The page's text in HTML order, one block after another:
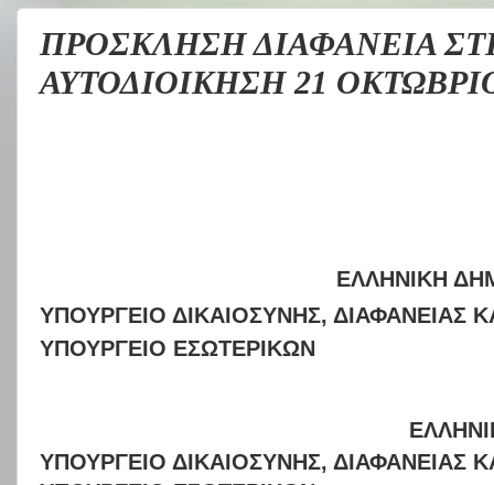
ΠΡΟΣΚΛΗΣΗ ΔΙΑΦΑΝΕΙΑ
ΑΥΤΟΔΙΟΙΚΗΣΗ 21
ΕΛΛΗΝΙΚΗ
ΥΠΟΥΡΓΕΙΟ ΔΙΚΑΙΟΣΥΝΗΣ, ΔΙΑΦΑΝΕΙΑΣ
ΥΠΟΥΡΓΕΙΟ ΕΣΩΤΕΡΙΚΩΝ
ΥΠΟΥΡΓΕΙΟ ΔΙΚΑΙΟΣΥΝΗΣ, ΔΙΑΦΑΝΕΙΑΣ